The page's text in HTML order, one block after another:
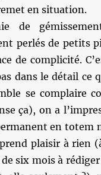
en situation.
de
perlés de petits
de complicité.
dans le détail ce
se complaire
ça), on a
en totem
plaisir à rien
six mois à